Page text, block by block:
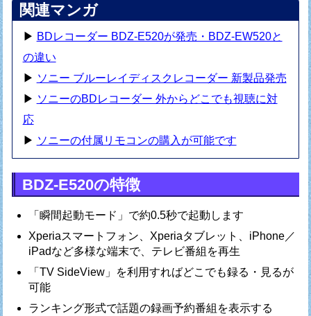
関連マンガ
▶ BDレコーダー BDZ-E520が発売・BDZ-EW520と
の違い
▶ ソニー ブルーレイディスクレコーダー 新製品発売
▶ ソニーのBDレコーダー 外からどこでも視聴に対
応
▶ ソニーの付属リモコンの購入が可能です
BDZ-E520の特徴
「瞬間起動モード」で約0.5秒で起動します
Xperiaスマートフォン、Xperiaタブレット、iPhone／
iPadなど多様な端末で、テレビ番組を再生
「TV SideView」を利用すればどこでも録る・見るが
可能
ランキング形式で話題の録画予約番組を表示する